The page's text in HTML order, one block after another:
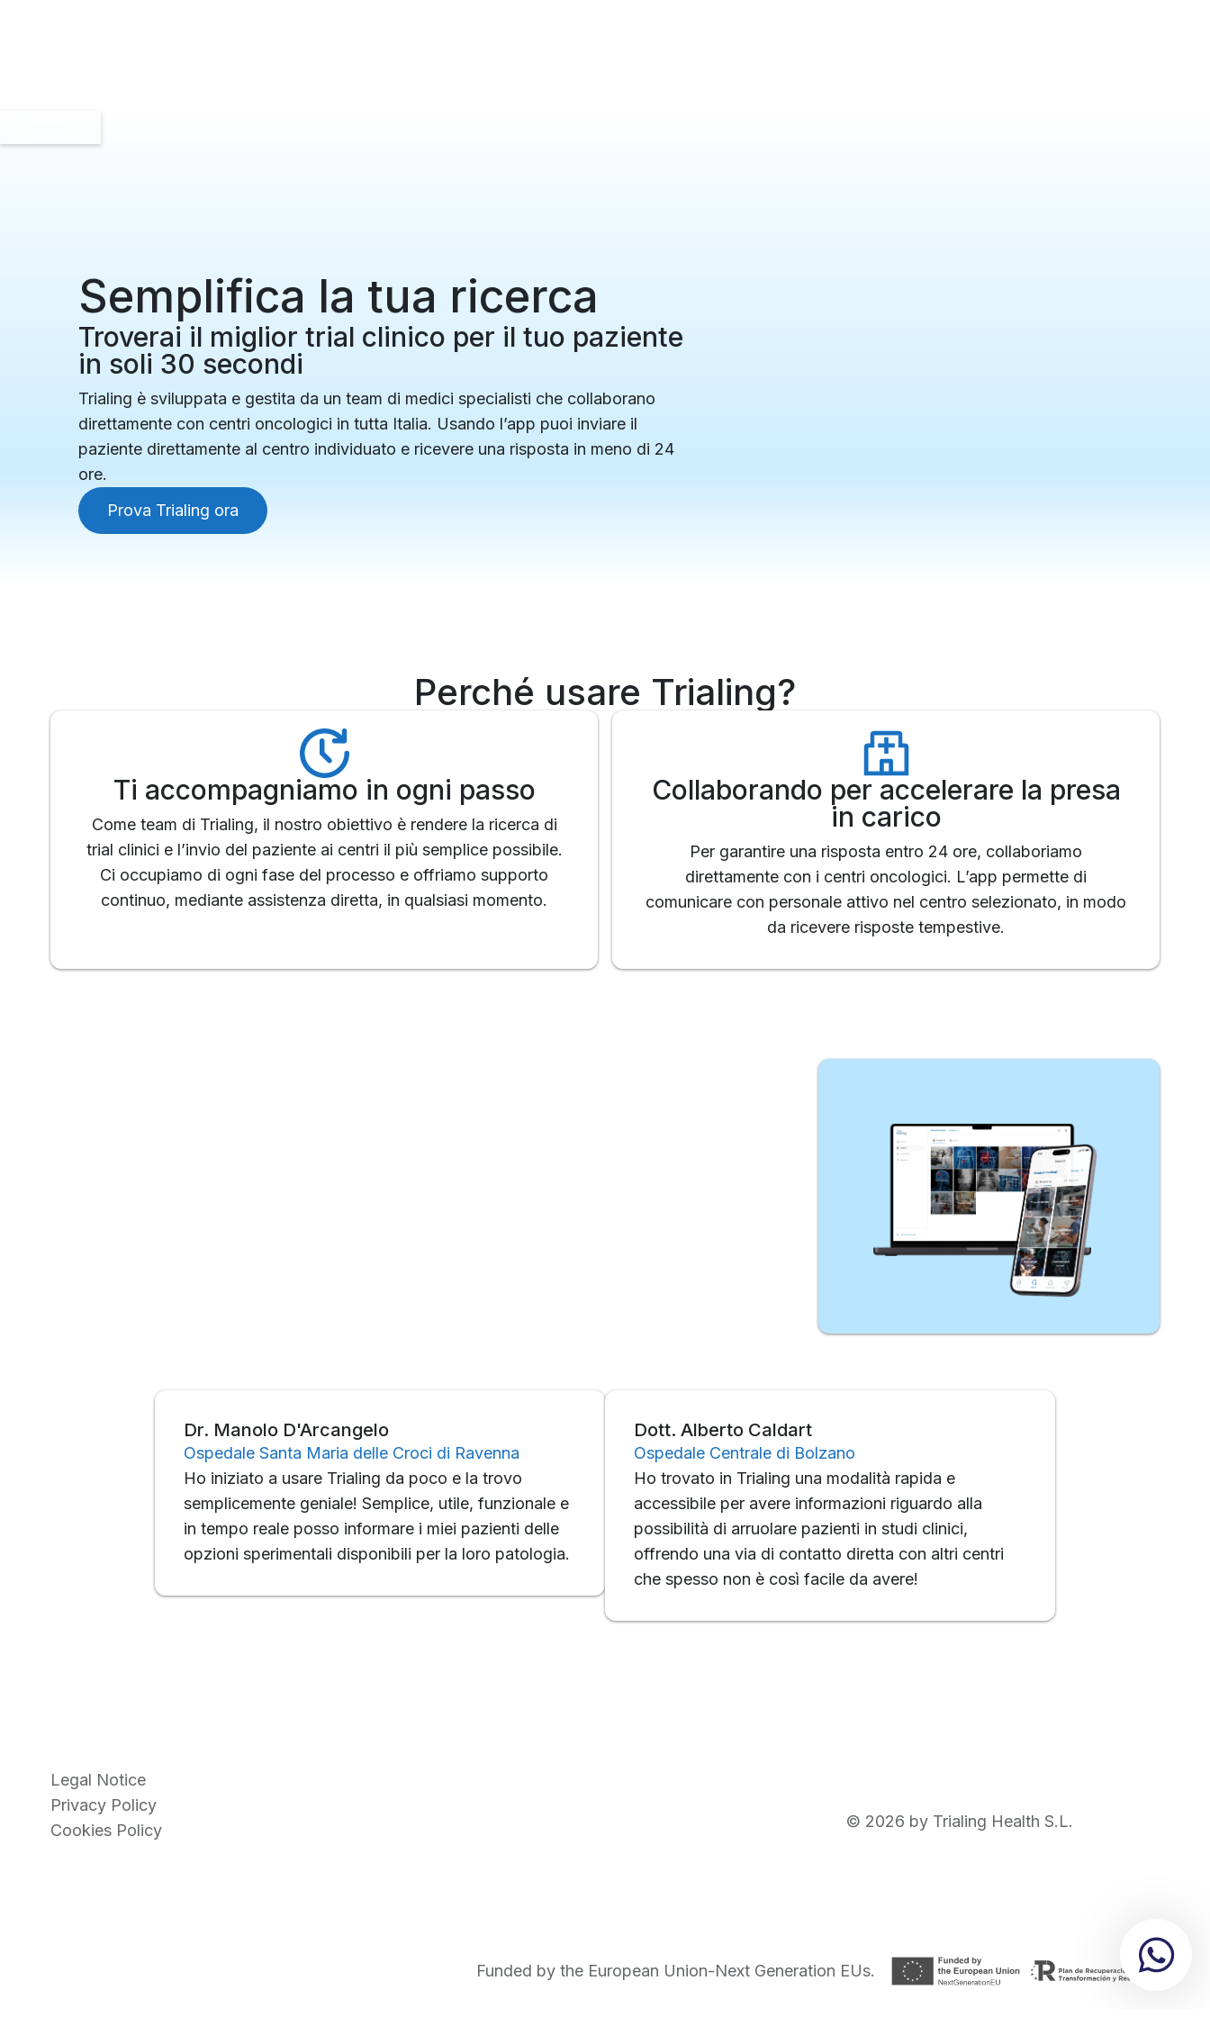
Semplifica la tua ricerca
Troverai il miglior trial clinico per il tuo paziente
in soli 30 secondi
Trialing è sviluppata e gestita da un team di medici specialisti che collaborano
direttamente con centri oncologici in tutta Italia. Usando l’app puoi inviare il
paziente direttamente al centro individuato e ricevere una risposta in meno di 24
ore.
Prova Trialing ora
Perché usare Trialing?
Ti accompagniamo in ogni passo
Come team di Trialing, il nostro obiettivo è rendere la ricerca di
trial clinici e l’invio del paziente ai centri il più semplice possibile.
Ci occupiamo di ogni fase del processo e offriamo supporto
continuo, mediante assistenza diretta, in qualsiasi momento.
Collaborando per accelerare la presa
in carico
Per garantire una risposta entro 24 ore, collaboriamo
direttamente con i centri oncologici. L’app permette di
comunicare con personale attivo nel centro selezionato, in modo
da ricevere risposte tempestive.
Dr. Manolo D'Arcangelo
Ospedale Santa Maria delle Croci di Ravenna
Ho iniziato a usare Trialing da poco e la trovo
semplicemente geniale! Semplice, utile, funzionale e
in tempo reale posso informare i miei pazienti delle
opzioni sperimentali disponibili per la loro patologia.
Dott. Alberto Caldart
Ospedale Centrale di Bolzano
Ho trovato in Trialing una modalità rapida e
accessibile per avere informazioni riguardo alla
possibilità di arruolare pazienti in studi clinici,
offrendo una via di contatto diretta con altri centri
che spesso non è così facile da avere!
Legal Notice
Privacy Policy
Cookies Policy
© 2026 by Trialing Health S.L.
Funded by the European Union-Next Generation EUs.